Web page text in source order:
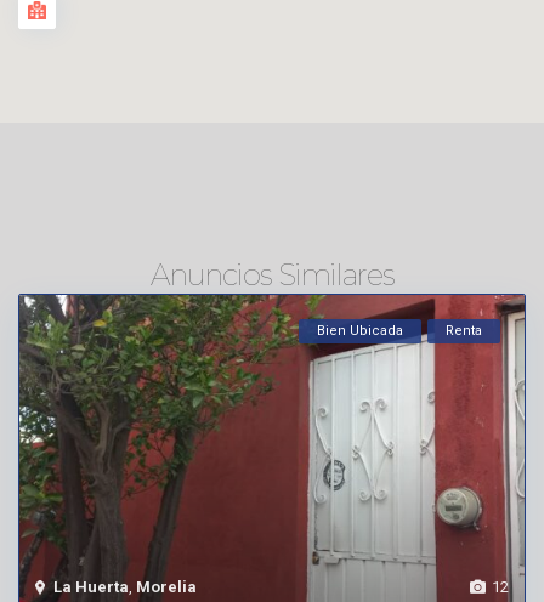
Anuncios Similares
12
La Huerta Morelia
Bien Ubicada Renta